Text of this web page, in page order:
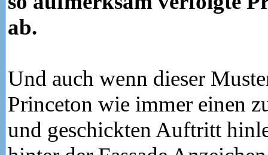
ab.
Und auch wenn dieser
Princeton wie immer einen
und geschickten Auftritt